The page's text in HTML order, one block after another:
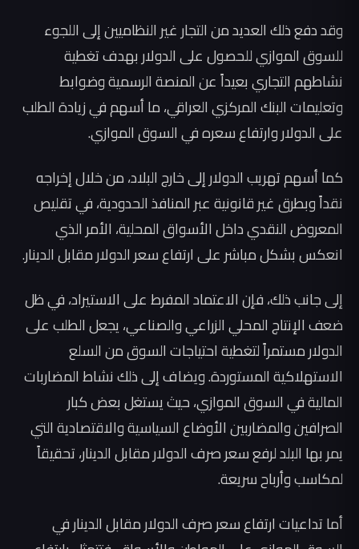
وقد دفع ذلك العديد من التجار غير النظاميين إلى اللجوء
للسوق الموازي للحصول على الدولار بهدف تغطية
نشاطهم التجاري بعيداً عن المنصة الرسمية وضوابط
وتعليمات البنك المركزي العراقي، ما أسهم في زيادة الطلب
على الدولار وارتفاع سعره في السوق الموازي.
كما أسهم تهريب الدولار إلى خارج البلاد، من خلال إخراجه
نقداً وبطرق غير قانونية عبر المنافذ الحدودية، في تقليص
المعروض النقدي داخل الأسواق المحلية، الأمر الذي
انعكس بشكل مباشر على ارتفاع سعر الدولار مقابل الدينار.
إلى جانب ذلك، فإن الاعتماد المفرط على الاستيراد، في ظل
ضعف الإنتاج المحلي الزراعي والصناعي، يجعل الطلب على
الدولار مستمراً لتغطية احتياجات السوق من السلع
الاستهلاكية المستوردة. ويضاف إلى ذلك نشاط المضاربات
المالية في السوق الموازي، حيث يستغل بعض كبار
الصرافين والمضاربين الأوضاع السياسية والاقتصادية التي
يمر بها البلد لرفع سعر صرف الدولار مقابل الدينار، تحقيقاً
لمكاسب وأرباح سريعة.
أما تداعيات ارتفاع سعر صرف الدولار مقابل الدينار في